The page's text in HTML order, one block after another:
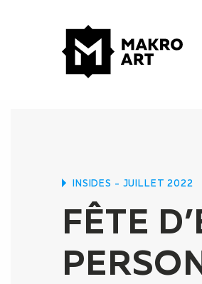
INSIDES - JUILLET 2022
FÊTE